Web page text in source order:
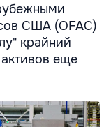
США (OFAC)
крайний
еще